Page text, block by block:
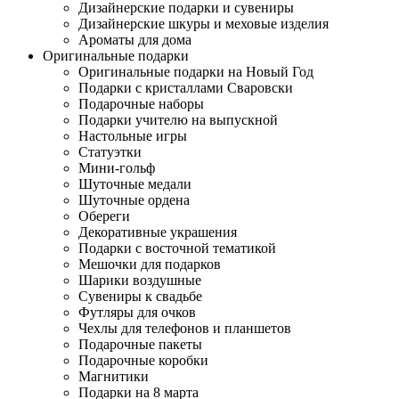
Дизайнерские подарки и сувениры
Дизайнерские шкуры и меховые изделия
Ароматы для дома
Оригинальные подарки
Оригинальные подарки на Новый Год
Подарки с кристаллами Сваровски
Подарочные наборы
Подарки учителю на выпускной
Настольные игры
Статуэтки
Мини-гольф
Шуточные медали
Шуточные ордена
Обереги
Декоративные украшения
Подарки с восточной тематикой
Мешочки для подарков
Шарики воздушные
Сувениры к свадьбе
Футляры для очков
Чехлы для телефонов и планшетов
Подарочные пакеты
Подарочные коробки
Магнитики
Подарки на 8 марта